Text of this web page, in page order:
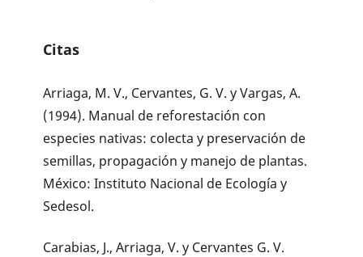
Citas
Arriaga, M. V., Cervantes, G. V. y Vargas, A.
(1994). Manual de reforestación con
especies nativas: colecta y preservación de
semillas, propagación y manejo de plantas.
México: Instituto Nacional de Ecología y
Sedesol.
Carabias, J., Arriaga, V. y Cervantes G. V.